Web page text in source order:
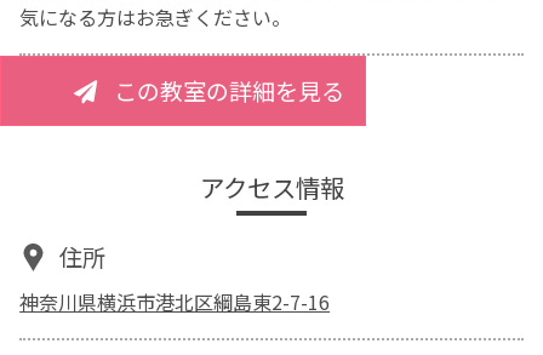
気になる方はお急ぎください。
この教室の詳細を見る
アクセス情報
住所
神奈川県横浜市港北区綱島東2-7-16